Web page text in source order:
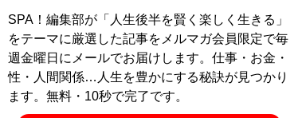
SPA！編集部が「人生後半を賢く楽しく生きる」
をテーマに厳選した記事をメルマガ会員限定で毎
週金曜日にメールでお届けします。仕事・お金・
性・人間関係…人生を豊かにする秘訣が見つかり
ます。無料・10秒で完了です。